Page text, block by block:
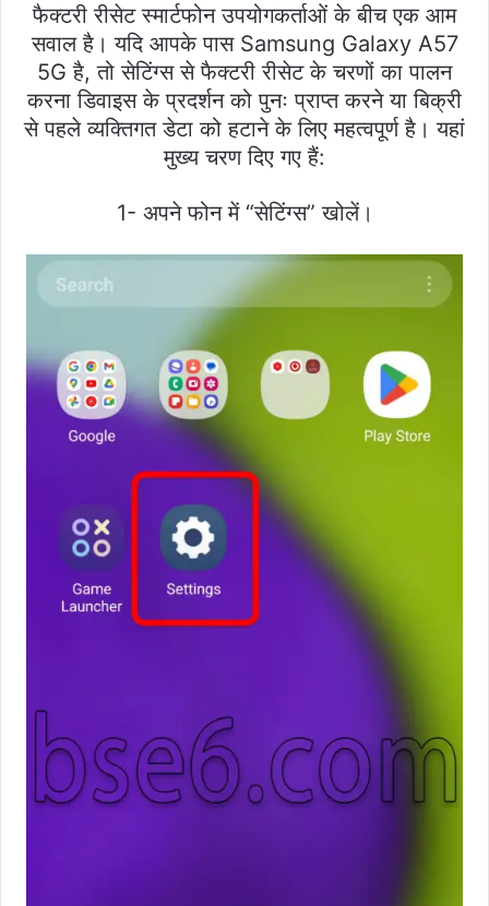
फैक्टरी रीसेट स्मार्टफोन उपयोगकर्ताओं के बीच एक आम
सवाल है। यदि आपके पास Samsung Galaxy A57
5G है, तो सेटिंग्स से फैक्टरी रीसेट के चरणों का पालन
करना डिवाइस के प्रदर्शन को पुनः प्राप्त करने या बिक्री
से पहले व्यक्तिगत डेटा को हटाने के लिए महत्वपूर्ण है। यहां
मुख्य चरण दिए गए हैं:
1- अपने फोन में “सेटिंग्स” खोलें।